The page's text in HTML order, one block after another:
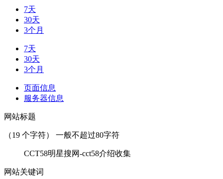
7天
30天
3个月
7天
30天
3个月
页面信息
服务器信息
网站标题
（19 个字符） 一般不超过80字符
CCT58明星搜网-cct58介绍收集
网站关键词